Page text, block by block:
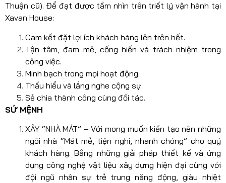
Thuận cũ). Để đạt được tầm nhìn trên triết lý vận hành tại
Xavan House:
Cam kết đặt lợi ích khách hàng lên trên hết.
Tận tâm, đam mê, cống hiến và trách nhiệm trong
công việc.
Minh bạch trong mọi hoạt động.
Thấu hiểu và lắng nghe cộng sự.
Sẻ chia thành công cùng đối tác.
SỨ MỆNH
XÂY “NHÀ MÁT” – Với mong muốn kiến tạo nên những
ngôi nhà “Mát mẻ, tiện nghi, nhanh chóng” cho quý
khách hàng. Bằng những giải pháp thiết kế và ứng
dụng công nghệ vật liệu xây dựng hiện đại cùng với
đội ngũ nhân sự trẻ trung năng động, giàu nhiệt